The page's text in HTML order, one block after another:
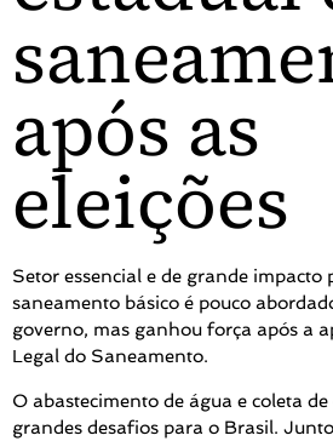
após as
eleições
Setor essencial e de grande impacto
saneamento básico é pouco
governo, mas ganhou força após a
Legal do Saneamento.
O abastecimento de água e coleta
grandes desafios para o Brasil.